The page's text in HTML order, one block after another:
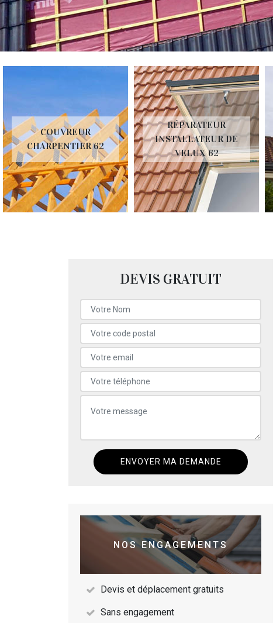
COUVREUR
CHARPENTIER 62
RÉPARATEUR
INSTALLATEUR DE
VELUX 62
DEVIS GRATUIT
NOS ENGAGEMENTS
Devis et déplacement gratuits
Sans engagement